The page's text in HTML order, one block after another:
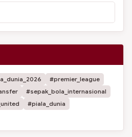
#premier_league
#sepak_bola_internasional
#piala_dunia